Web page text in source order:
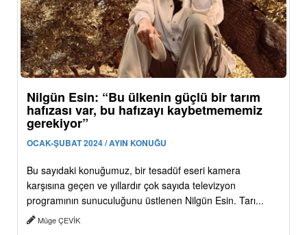
Nilgün Esin: “Bu ülkenin güçlü bir tarım
hafızası var, bu hafızayı kaybetmememiz
gerekiyor”
OCAK-ŞUBAT 2024 / AYIN KONUĞU
Bu sayıdaki konuğumuz, bir tesadüf eseri kamera
karşısına geçen ve yıllardır çok sayıda televizyon
programının sunuculuğunu üstlenen Nilgün Esin. Tarı...
Müge ÇEVİK